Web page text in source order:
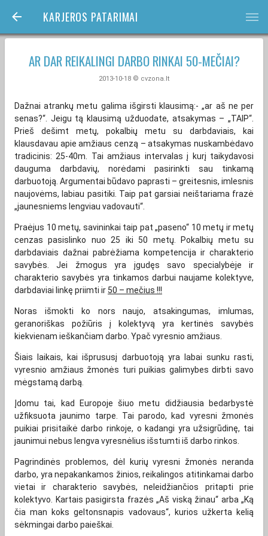
KARJEROS PATARIMAI bars
AR DAR REIKALINGI DARBO RINKAI 50-MEČIAI?
2013-10-18 © cvzona.lt
Dažnai atrankų metu galima išgirsti klausimą:- „ar aš ne per
senas?“. Jeigu tą klausimą užduodate, atsakymas – „TAIP“.
Prieš dešimt metų, pokalbių metu su darbdaviais, kai
klausdavau apie amžiaus cenzą – atsakymas nuskambėdavo
tradicinis: 25-40m. Tai amžiaus intervalas į kurį taikydavosi
dauguma darbdavių, norėdami pasirinkti sau tinkamą
darbuotoją. Argumentai būdavo paprasti – greitesnis, imlesnis
naujovėms, labiau pasitiki. Taip pat garsiai neištariama frazė
„jaunesniems lengviau vadovauti“.
Praėjus 10 metų, savininkai taip pat „paseno“ 10 metų ir metų
cenzas pasislinko nuo 25 iki 50 metų. Pokalbių metu su
darbdaviais dažnai pabrėžiama kompetencija ir charakterio
savybės. Jei žmogus yra įgudęs savo specialybėje ir
charakterio savybės yra tinkamos darbui naujame kolektyve,
darbdaviai linkę priimti ir 50 – mečius !!!
Noras išmokti ko nors naujo, atsakingumas, imlumas,
geranoriškas požiūris į kolektyvą yra kertinės savybės
kiekvienam ieškančiam darbo. Ypač vyresnio amžiaus.
Šiais laikais, kai išprususį darbuotoją yra labai sunku rasti,
vyresnio amžiaus žmonės turi puikias galimybes dirbti savo
mėgstamą darbą.
Įdomu tai, kad Europoje šiuo metu didžiausia bedarbystė
užfiksuota jaunimo tarpe. Tai parodo, kad vyresni žmonės
puikiai prisitaikė darbo rinkoje, o kadangi yra užsigrūdinę, tai
jaunimui nebus lengva vyresnėlius išstumti iš darbo rinkos.
Pagrindinės problemos, dėl kurių vyresni žmonės neranda
darbo, yra nepakankamos žinios, reikalingos atitinkamai darbo
vietai ir charakterio savybės, neleidžiančios pritapti prie
kolektyvo. Kartais pasigirsta frazės „Aš viską žinau“ arba „Ką
čia man koks geltonsnapis vadovaus“, kurios užkerta kelią
sėkmingai darbo paieškai.